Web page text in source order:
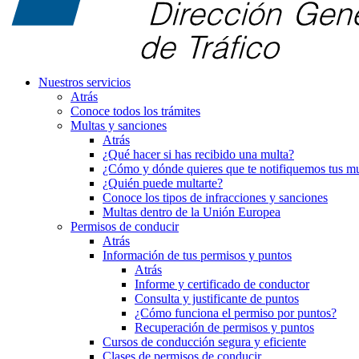
Nuestros servicios
Atrás
Conoce todos los trámites
Multas y sanciones
Atrás
¿Qué hacer si has recibido una multa?
¿Cómo y dónde quieres que te notifiquemos tus
¿Quién puede multarte?
Conoce los tipos de infracciones y sanciones
Multas dentro de la Unión Europea
Permisos de conducir
Atrás
Información de tus permisos y puntos
Atrás
Informe y certificado de conductor
Consulta y justificante de puntos
¿Cómo funciona el permiso por puntos?
Recuperación de permisos y puntos
Cursos de conducción segura y eficiente